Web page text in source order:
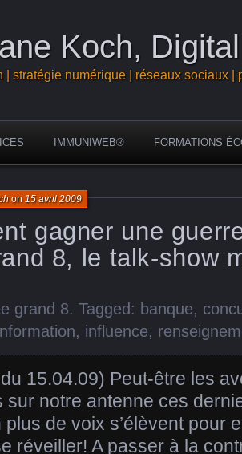
Koch,
| stratégie numérique | réseaux sociaux
IMMUNIWEB® FORMATIONS
gagner une
8, le talk-show
on15 avril 2009
grand 8. Tagged: banque,
, influence,
15.04.09) Peut-être les
sur notre antenne ces
plus de voix s’élèvent pour
réveiller! A passer à la